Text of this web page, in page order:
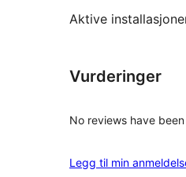
Aktive
Vurderinger
No reviews have
Legg til min